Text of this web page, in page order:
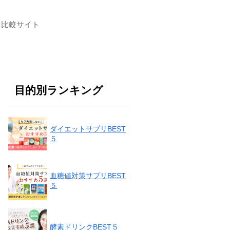
較サイト
目的別ランキング
ダイエットサプリBEST
５
血糖値対策サプリBEST
５
酵素ドリンクBEST５